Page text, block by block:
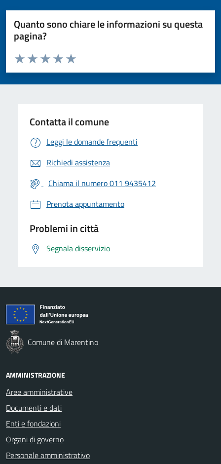
Quanto sono chiare le informazioni su questa
pagina?
Valuta da 1 a 5 stelle la pagina
Valuta 5 stelle su 5
Valuta 4 stelle su 5
Valuta 3 stelle su 5
Valuta 2 stelle su 5
Valuta 1 stelle su 5
Contatta il comune
Leggi le domande frequenti
Richiedi assistenza
Chiama il numero 011 9435412
Prenota appuntamento
Problemi in città
Segnala disservizio
Comune di Marentino
AMMINISTRAZIONE
Aree amministrative
Documenti e dati
Enti e fondazioni
Organi di governo
Personale amministrativo